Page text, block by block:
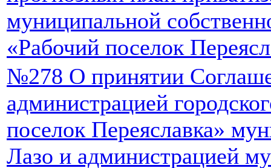
муниципальной
«Рабочий поселок
№278 О принятии
администрацией
поселок Переяславка»
Лазо и администрацией